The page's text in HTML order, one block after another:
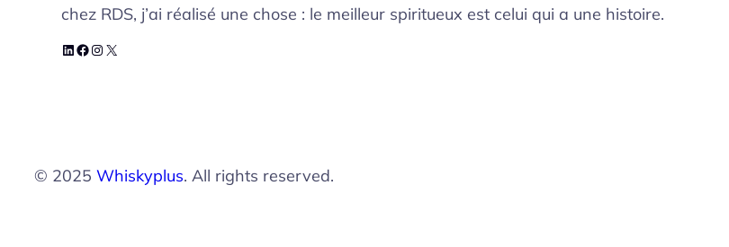
chez RDS, j’ai réalisé une chose : le meilleur spiritueux est celui qui a une histoire.
LinkedIn
Facebook
Instagram
X
© 2025 Whiskyplus. All rights reserved.